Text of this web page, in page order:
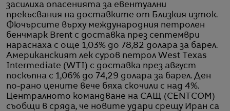
засилиха опасенията за евентуални
прекъсвания на доставките от Близкия изток.
Фючърсите върху международния петролен
бенчмарк Brent с доставка през септември
нараснаха с още 1,03% до 78,82 долара за барел.
Американският лек суров петрол West Texas
Intermediate (WTI) с доставка през август
поскъпна с 1,06% до 74,29 долара за барел. Ден
по-рано цените вече бяха скочили с над 4%.
Централното командване на САЩ (CENTCOM)
съобщи в сряда, че новите удари срещу Иран са